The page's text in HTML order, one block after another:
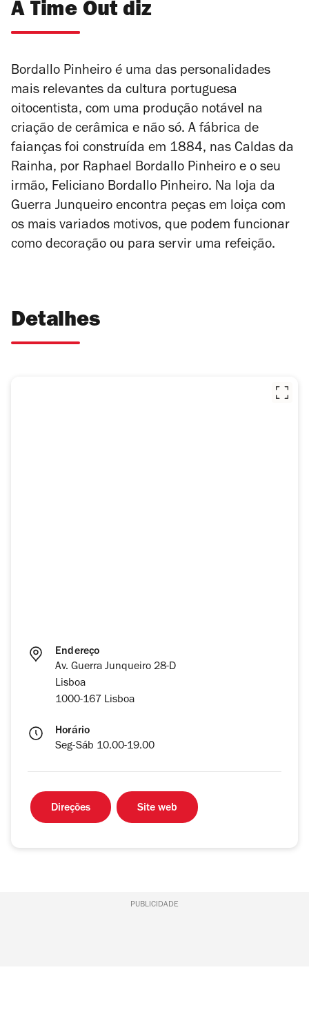
A Time Out diz
Bordallo Pinheiro é uma das personalidades
mais relevantes da cultura portuguesa
oitocentista, com uma produção notável na
criação de cerâmica e não só. A fábrica de
faianças foi construída em 1884, nas Caldas da
Rainha, por Raphael Bordallo Pinheiro e o seu
irmão, Feliciano Bordallo Pinheiro. Na loja da
Guerra Junqueiro encontra peças em loiça com
os mais variados motivos, que podem funcionar
como decoração ou para servir uma refeição.
Detalhes
Endereço
Av. Guerra Junqueiro 28-D
Lisboa
1000-167 Lisboa
Horário
Seg-Sáb 10.00-19.00
Direções Site web
PUBLICIDADE